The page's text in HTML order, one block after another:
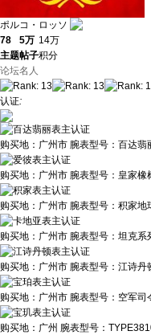
ポルコ・ロッソ
78
主题
5万
帖子
14万
积分
论坛名人
认证:
购买地： 广州市 腕表型号： 百达翡
购买地： 广州市 腕表型号： 皇家橡
购买地： 广州市 腕表型号： 积家地
购买地： 广州市 腕表型号： 坦克系
购买地： 广州市 腕表型号： 江诗丹
购买地： 广州市 腕表型号： 空军司
购买地： 广州 腕表型号：